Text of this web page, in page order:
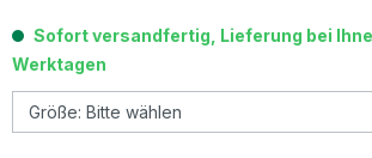
Sofort versandfertig, Lieferung bei
Werktagen